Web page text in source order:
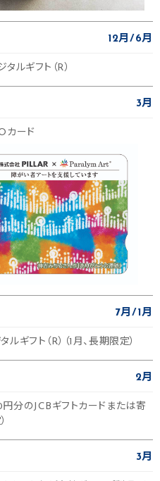
12月 6月
ルギフト（R）
3月
カード
7月 1月
ギフト（R）（1月、長期限定）
2月
分のJCBギフトカードまたは寄
3月